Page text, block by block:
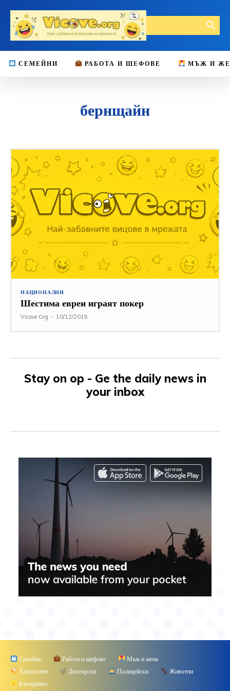
СЕМЕЙНИ РАБОТА И ШЕФОВЕ МЪЖ И
бернщайн
НАЦИОНАЛНИ
Шестима евреи играят покер
Vicove Org - 10/12/2015
Stay on op - Ge the daily news in
your inbox
Семейни Работа и шефове
Мъж и жена
Алкохолни
Докторски Полицейски
Животни
Блондинки